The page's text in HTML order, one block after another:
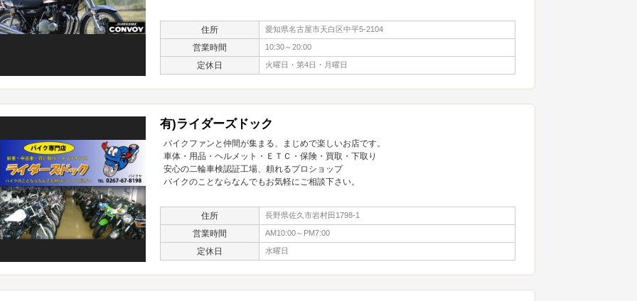
住所 愛知県名古屋市天白区中平5-2104
営業時間 10:30～20:00
定休日 火曜日・第4日・月曜日
有)ライダーズドック
バイクファンと仲間が集まる、まじめで楽しいお店です。
車体・用品・ヘルメット・ＥＴＣ・保険・買取・下取り
安心の二輪車検認証工場、頼れるプロショップ
バイクのことならなんでもお気軽にご相談下さい。
住所 長野県佐久市岩村田1798-1
営業時間 AM10:00～PM7:00
定休日 水曜日